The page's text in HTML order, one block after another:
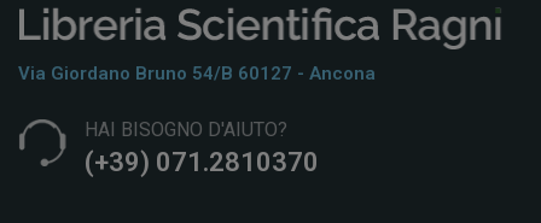
Via Giordano Bruno 54/b 60127 - Ancona
HAI BISOGNO D'AIUTO?
(+39) 071.2810370